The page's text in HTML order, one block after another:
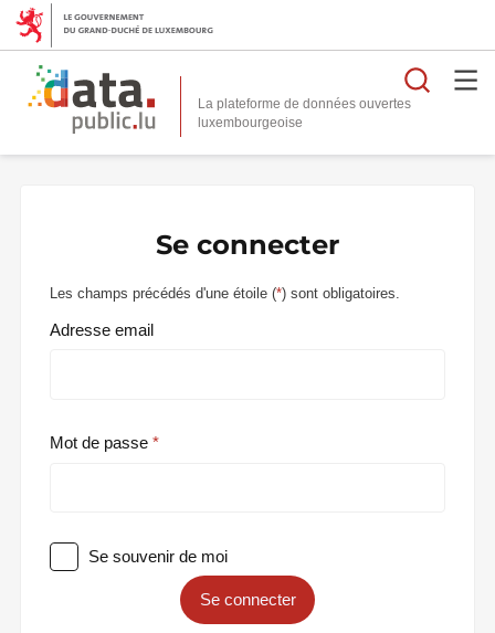
La plateforme de données ouvertes
Se connecter
Les champs précédés d'une étoile (*) sont obligatoires.
Adresse email
Mot de passe
Se souvenir de moi
Se connecter